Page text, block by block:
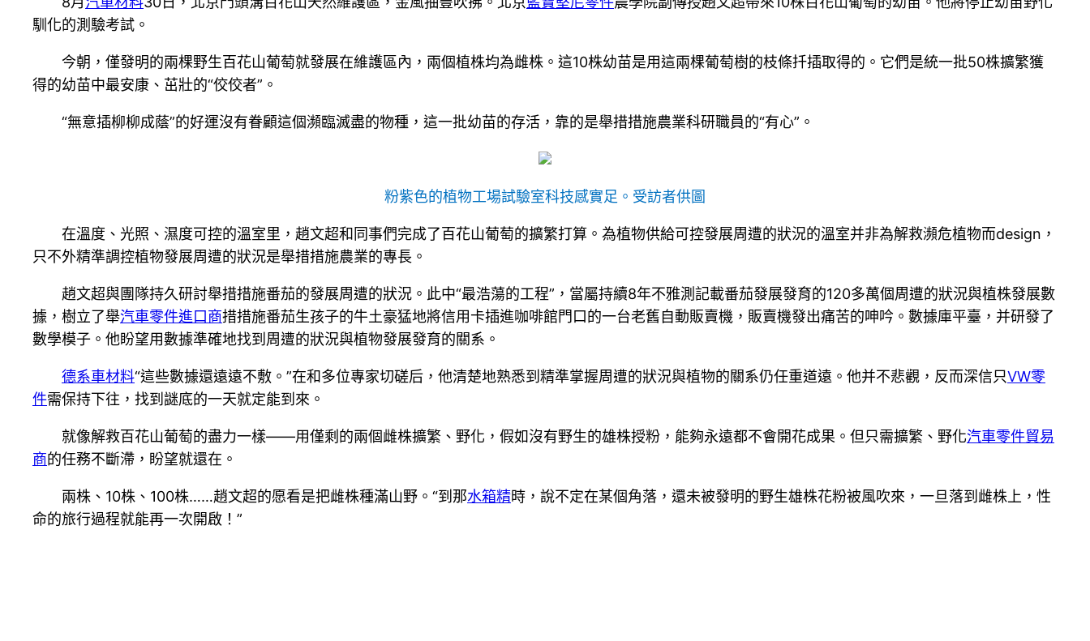
馴化的測驗考試。
今朝，僅發明的兩棵野生百花山葡萄就發展在維護區內，兩個植株均為雌株。這10株幼苗是用這兩棵葡萄樹的枝條扦插取得的。它們是統一批50株擴繁獲
得的幼苗中最安康、茁壯的“佼佼者”。
“無意插柳柳成蔭”的好運沒有眷顧這個瀕臨滅盡的物種，這一批幼苗的存活，靠的是舉措措施農業科研職員的“有心”。
粉紫色的植物工場試驗室科技感實足。受訪者供圖
在溫度、光照、濕度可控的溫室里，趙文超和同事們完成了百花山葡萄的擴繁打算。為植物供給可控發展周遭的狀況的溫室并非為解救瀕危植物而design，
只不外精準調控植物發展周遭的狀況是舉措措施農業的專長。
趙文超與團隊持久研討舉措措施番茄的發展周遭的狀況。此中“最浩蕩的工程”，當屬持續8年不雅測記載番茄發展發育的120多萬個周遭的狀況與植株發展數
據，樹立了舉汽車零件進口商措措施番茄生孩子的牛土豪猛地將信用卡插進咖啡館門口的一台老舊自動販賣機，販賣機發出痛苦的呻吟。數據庫平臺，并研發了
數學模子。他盼望用數據準確地找到周遭的狀況與植物發展發育的關系。
德系車材料“這些數據還遠遠不敷。”在和多位專家切磋后，他清楚地熟悉到精準掌握周遭的狀況與植物的關系仍任重道遠。他并不悲觀，反而深信只VW零
件需保持下往，找到謎底的一天就定能到來。
就像解救百花山葡萄的盡力一樣——用僅剩的兩個雌株擴繁、野化，假如沒有野生的雄株授粉，能夠永遠都不會開花成果。但只需擴繁、野化汽車零件貿易
商的任務不斷滯，盼望就還在。
兩株、10株、100株……趙文超的愿看是把雌株種滿山野。“到那水箱精時，說不定在某個角落，還未被發明的野生雄株花粉被風吹來，一旦落到雌株上，性
命的旅行過程就能再一次開啟！”